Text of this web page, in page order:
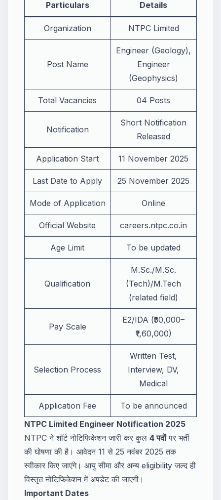
Particulars
Details
Organization NTPC Limited
Post Name
Engineer (Geology),
Engineer
(Geophysics)
Total Vacancies 04 Posts
Notification
Short Notification
Released
Application Start 11 November 2025
Last Date to Apply 25 November 2025
Mode of Application Online
Official Website careers.ntpc.co.in
Age Limit To be updated
Qualification
M.Sc./M.Sc.
(Tech)/M.Tech
(related field)
Pay Scale
E2/IDA (₹50,000–
₹1,60,000)
Selection Process
Written Test,
Interview, DV,
Medical
Application Fee
To be announced
NTPC Limited Engineer Notification 2025
NTPC ने शॉर्ट नोटिफिकेशन जारी कर कुल 4 पदोंपर भर्ती
की घोषणा की है। आवेदन 11 से 25 नवंबर 2025 तक
स्वीकार किए जाएंगे। आयु सीमा और अन्य eligibility जल्द ही
विस्तृत नोटिफिकेशन में अपडेट की जाएगी।
Important Dates